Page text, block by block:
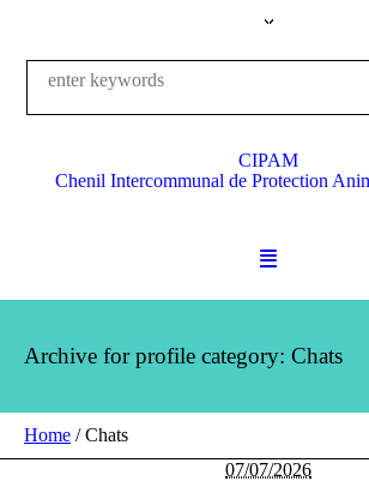
CIPAM
Chenil Intercommunal de Protection
Archive forprofile category: Chats
Home /Chats
07/07/2026